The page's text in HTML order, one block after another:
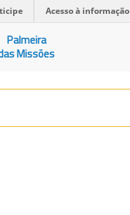
Acesso à informação
Palmeira
Missões